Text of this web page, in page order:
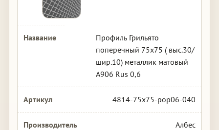
Профиль Грильято
поперечный 75х75 ( выс.30/
шир.10) металлик матовый
А906 Rus 0,6
4814-75x75-pop06-040
Албес